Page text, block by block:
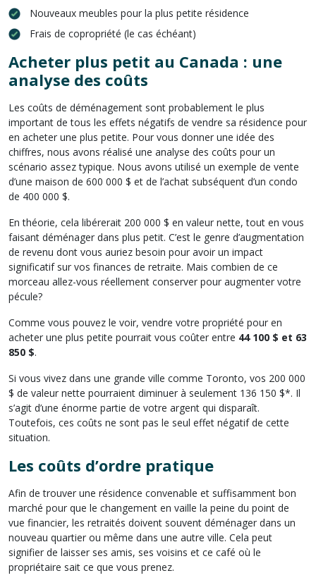
Nouveaux meubles pour la plus petite résidence
Frais de copropriété (le cas échéant)
Acheter plus petit au Canada : une
analyse des coûts
Les coûts de déménagement sont probablement le plus
important de tous les effets négatifs de vendre sa résidence pour
en acheter une plus petite. Pour vous donner une idée des
chiffres, nous avons réalisé une analyse des coûts pour un
scénario assez typique. Nous avons utilisé un exemple de vente
d’une maison de 600 000 $ et de l’achat subséquent d’un condo
de 400 000 $.
En théorie, cela libérerait 200 000 $ en valeur nette, tout en vous
faisant déménager dans plus petit. C’est le genre d’augmentation
de revenu dont vous auriez besoin pour avoir un impact
significatif sur vos finances de retraite. Mais combien de ce
morceau allez-vous réellement conserver pour augmenter votre
pécule?
Comme vous pouvez le voir, vendre votre propriété pour en
acheter une plus petite pourrait vous coûter entre 44 100 $ et 63
850 $.
Si vous vivez dans une grande ville comme Toronto, vos 200 000
$ de valeur nette pourraient diminuer à seulement 136 150 $*. Il
s’agit d’une énorme partie de votre argent qui disparaît.
Toutefois, ces coûts ne sont pas le seul effet négatif de cette
situation.
Les coûts d’ordre pratique
Afin de trouver une résidence convenable et suffisamment bon
marché pour que le changement en vaille la peine du point de
vue financier, les retraités doivent souvent déménager dans un
nouveau quartier ou même dans une autre ville. Cela peut
signifier de laisser ses amis, ses voisins et ce café où le
propriétaire sait ce que vous prenez.